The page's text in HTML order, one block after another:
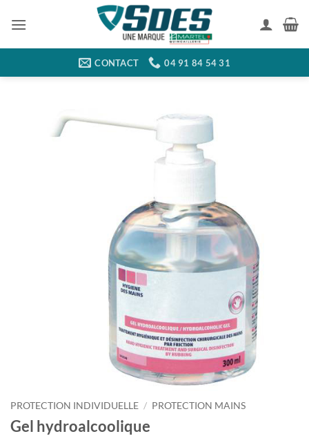
CONTACT 04 91 84 54 31
PROTECTION INDIVIDUELLE / PROTECTION MAINS
Gel hydroalcoolique